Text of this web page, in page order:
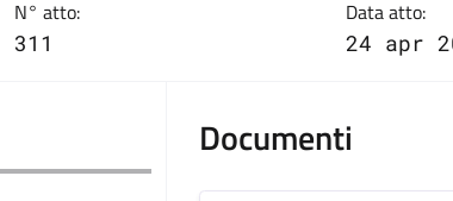
N° atto:
311
Data atto:
24 apr
Documenti